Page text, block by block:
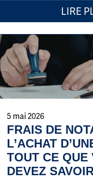
LIRE
5 mai 2026
FRAIS DE
L’ACHAT
TOUT CE QUE
DEVEZ